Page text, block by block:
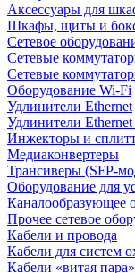
Аксессуары для
Шкафы, щиты и
Сетевое
Сетевые
Сетевые
Оборудование Wi-Fi
Удлинители Ethernet
Удлинители Ethernet
Инжекторы и
Медиаконвертеры
Трансиверы (SFP-
Оборудование для
Каналообразующее
Прочее сетевое
Кабели и провода
Кабели для систем
Кабели «витая